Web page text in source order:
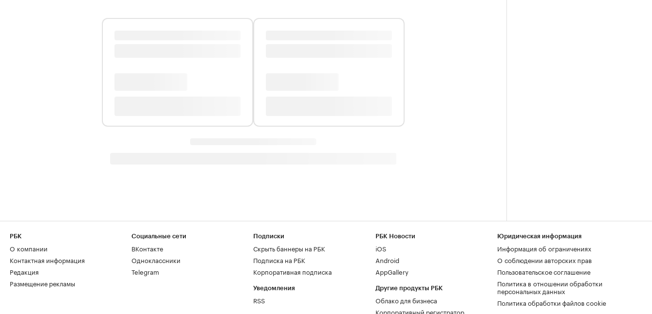
РБК
О компании
Контактная информация
Редакция
Размещение рекламы
Социальные сети
ВКонтакте
Одноклассники
Telegram
Подписки
Скрыть баннеры на РБК
Подписка на РБК
Корпоративная подписка
Уведомления
RSS
РБК Новости
iOS
Android
AppGallery
Другие продукты РБК
Облако для бизнеса
Корпоративный регистратор
Юридическая информация
Информация об ограничениях
О соблюдении авторских прав
Пользовательское соглашение
Политика в отношении обработки
персональных данных
Политика обработки файлов cookie